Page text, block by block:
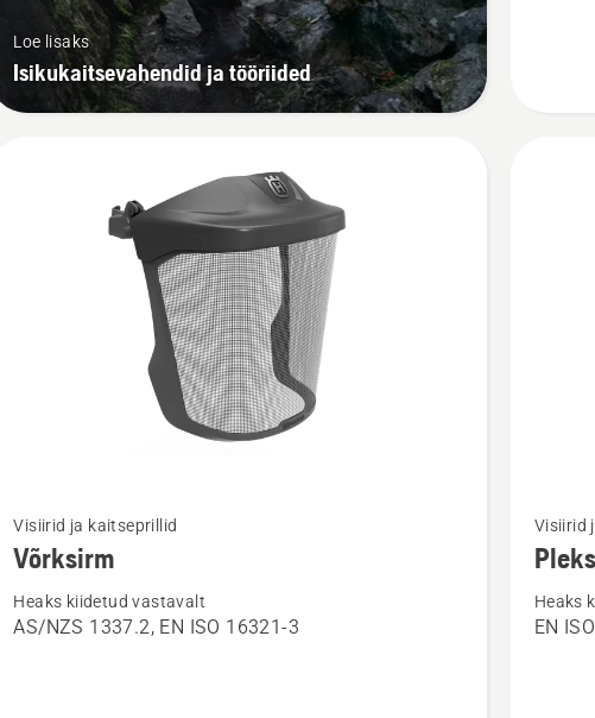
Loe lisaks
Isikukaitsevahendid ja tööriided
rohkem
üksikasju
toote
Visiirid ja kaitseprillid
Võrksirm
Heaks kiidetud vastavalt
AS/NZS 1337.2, EN ISO 16321-3
rohkem
toote
Visiirid
Heaks
EN